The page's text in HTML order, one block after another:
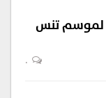
لموسم تنس
0